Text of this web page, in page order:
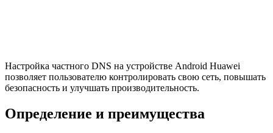
Настройка частного DNS на устройстве Android Huawei
позволяет пользователю контролировать свою сеть, повышать
безопасность и улучшать производительность.
Определение и преимущества